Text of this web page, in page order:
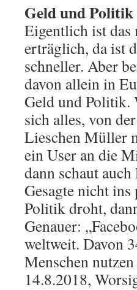
Geld und
Eigentlich ist das
erträglich, da ist
schneller. Aber
davon allein in
Geld und Politik.
sich alles, von
Lieschen Müller
ein User an die
dann schaut
Gesagte nicht
Politik droht,
Genauer:
weltweit. Davon
Menschen
14.8.2018,